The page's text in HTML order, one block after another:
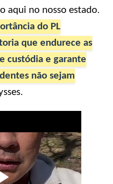
aqui no nosso estado.
do PL
que endurece as
custódia e garante
não sejam